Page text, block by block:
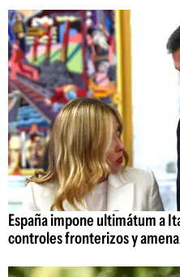
España impone ultimátum a
controles fronterizos y